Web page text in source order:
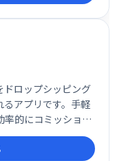
ロップシッピング
るアプリです。手軽
的にコミッション